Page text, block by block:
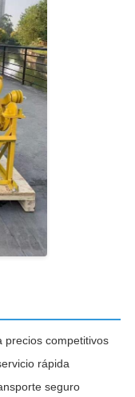
precios competitivos
rápida
seguro